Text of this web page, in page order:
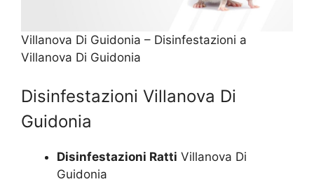
Villanova Di Guidonia – Disinfestazioni a
Villanova Di Guidonia
Disinfestazioni Villanova Di
Guidonia
Disinfestazioni Ratti Villanova Di
Guidonia